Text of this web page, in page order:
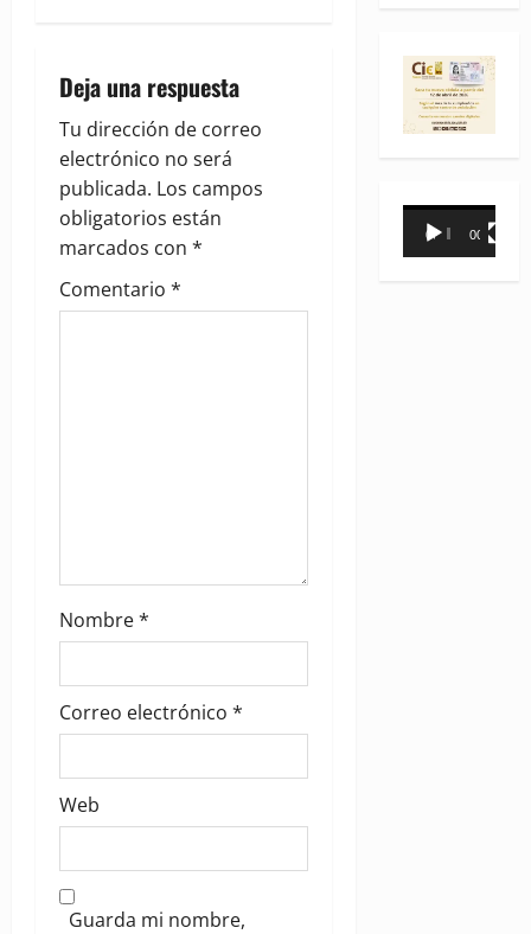
v
i
g
a
t
i
Deja una respuesta
Tu dirección de correo
electrónico no será
publicada. Los campos
obligatorios están
marcados con *
Comentario *
Nombre*
Correo electrónico *
Web
Guarda mi nombre,
Reproductor
00:00 00:31